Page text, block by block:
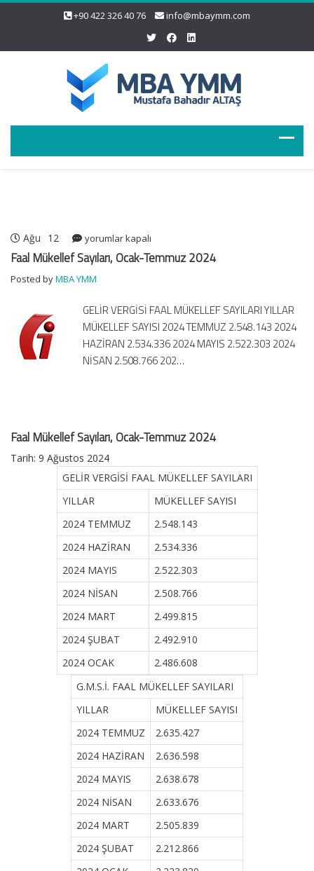
+90 422 326 40 76 info@mbaymm.com
Ağu 12
Faal
Mükellef
Sayıları,
Ocak-
2024
için
yorumlar kapalı
Faal Mükellef Sayıları, Ocak-Temmuz 2024
Posted byMBA YMM
GELİR VERGİSİ FAAL MÜKELLEF SAYILARI YILLAR
MÜKELLEF SAYISI 2024 TEMMUZ 2.548.143 2024
HAZİRAN 2.534.336 2024 MAYIS 2.522.303 2024
NİSAN 2.508.766 202…
Faal Mükellef Sayıları, Ocak-Temmuz 2024
Tarih: 9 Ağustos 2024
GELİR VERGİSİ FAAL MÜKELLEF SAYILARI
YILLAR
MÜKELLEF SAYISI
2024 TEMMUZ
2.548.143
2024 HAZİRAN
2.534.336
2024 MAYIS
2.522.303
2024 NİSAN
2.508.766
2024 MART
2.499.815
2024 ŞUBAT
2.492.910
2024 OCAK
2.486.608
G.M.S.İ. FAAL MÜKELLEF SAYILARI
YILLAR
MÜKELLEF SAYISI
2024 TEMMUZ
2.635.427
2024 HAZİRAN
2.636.598
2024 MAYIS
2.638.678
2024 NİSAN
2.633.676
2024 MART
2.505.839
2024 ŞUBAT
2.212.866